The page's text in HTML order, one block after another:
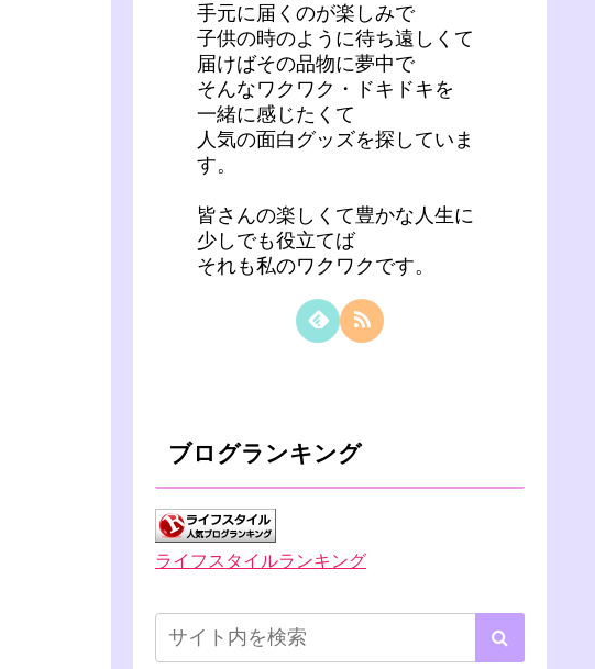
手元に届くのが楽しみで
子供の時のように待ち遠しくて
届けばその品物に夢中で
そんなワクワク・ドキドキを
一緒に感じたくて
人気の面白グッズを探していま
す。
皆さんの楽しくて豊かな人生に
少しでも役立てば
それも私のワクワクです。
ブログランキング
ライフスタイルランキング